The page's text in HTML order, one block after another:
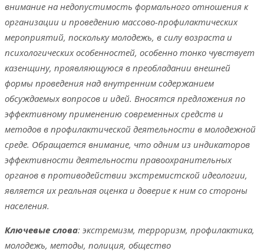
внимание на недопустимость формального отношения к
организации и проведению массово-профилактических
мероприятий, поскольку молодежь, в силу возраста и
психологических особенностей, особенно тонко чувствует
казенщину, проявляющуюся в преобладании внешней
формы проведения над внутренним содержанием
обсуждаемых вопросов и идей. Вносятся предложения по
эффективному применению современных средств и
методов в профилактической деятельности в молодежной
среде. Обращается внимание, что одним из индикаторов
эффективности деятельности правоохранительных
органов в противодействии экстремистской идеологии,
является их реальная оценка и доверие к ним со стороны
населения.
Ключевые слова: экстремизм, терроризм, профилактика,
молодежь, методы, полиция, общество